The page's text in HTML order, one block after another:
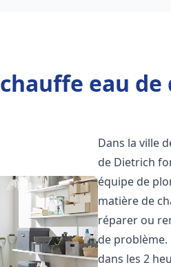
eau
Dans la ville
de Dietrich
équipe de
matière de
réparer ou
de
dans les 2